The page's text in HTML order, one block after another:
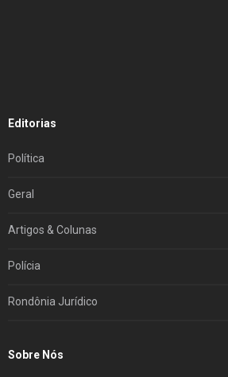
Editorias
Política
Geral
Artigos & Colunas
Polícia
Rondônia Jurídico
Sobre Nós